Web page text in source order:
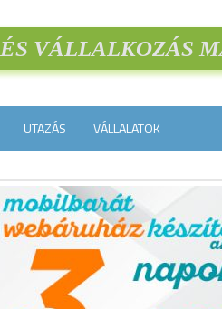
VÁLLALKOZÁS
UTAZÁS VÁLLALATOK